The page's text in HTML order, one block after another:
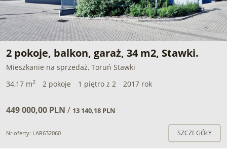
2 pokoje, balkon, garaż, 34 m2, Stawki.
Mieszkanie na sprzedaż, Toruń Stawki
34,17 m2 2 pokoje 1 piętro z 2 2017 rok
449 000,00 PLN / 13 140,18 PLN
Nr oferty: LAR632060 SZCZEGÓŁY